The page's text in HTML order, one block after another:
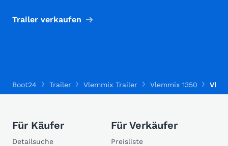
Trailer verkaufen
Boot24 Trailer Vlemmix Trailer Vlemmix 1350
Für Käufer
Detailsuche
Für Verkäufer
Preisliste